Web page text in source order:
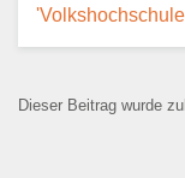
E-
Dieser Beitrag wurde